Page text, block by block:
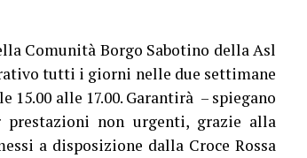
Comunità Borgo Sabotino della Asl
tutti i giorni nelle due settimane
15.00 alle 17.00. Garantirà – spiegano
non urgenti, grazie alla
a disposizione dalla Croce Rossa